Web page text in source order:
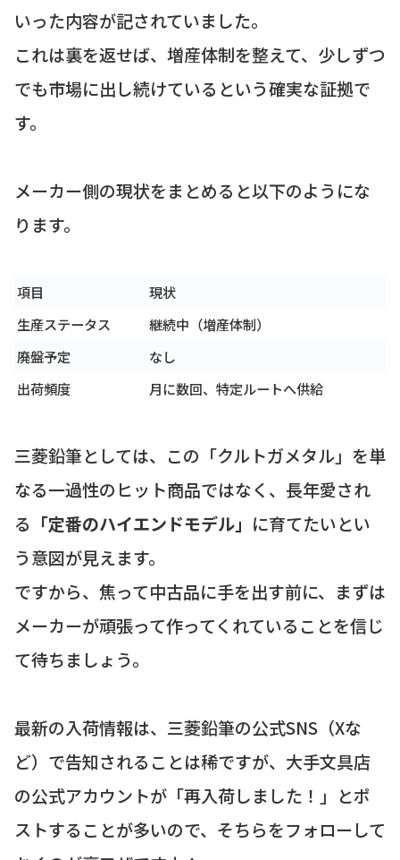
いった内容が記されていました。
これは裏を返せば、増産体制を整えて、少しずつ
でも市場に出し続けているという確実な証拠で
す。
メーカー側の現状をまとめると以下のようにな
ります。
項目
現状
生産ステータス
継続中（増産体制）
廃盤予定
なし
出荷頻度
月に数回、特定ルートへ供給
三菱鉛筆としては、この「クルトガメタル」を単
なる一過性のヒット商品ではなく、長年愛され
る 「定番のハイエンドモデル」 に育てたいとい
う意図が見えます。
ですから、焦って中古品に手を出す前に、まずは
メーカーが頑張って作ってくれていることを信じ
て待ちましょう。
最新の入荷情報は、三菱鉛筆の公式SNS（Xな
ど）で告知されることは稀ですが、大手文具店
の公式アカウントが「再入荷しました！」とポ
ストすることが多いので、そちらをフォローして